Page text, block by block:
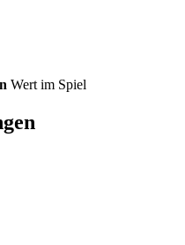
Wert im Spiel